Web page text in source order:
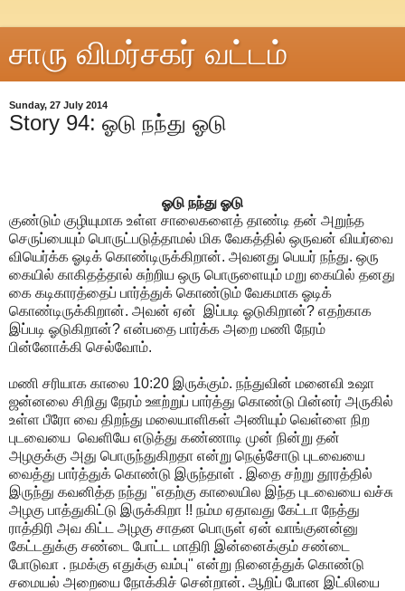
சாரு விமர்சகர் வட்டம்
Sunday, 27 July 2014
Story 94: ஓடு நந்து ஓடு
ஓடு நந்து ஓடு
குண்டும் குழியுமாக உள்ள சாலைகளைத் தாண்டி தன் அறுந்த
செருப்பையும் பொருட்படுத்தாமல் மிக வேகத்தில் ஒருவன் வியர்வை
வியெர்க்க ஓடிக் கொண்டிருக்கிறான். அவனது பெயர் நந்து. ஒரு
கையில் காகிதத்தால் சுற்றிய ஒரு பொருளையும் மறு கையில் தனது
கை கடிகாரத்தைப் பார்த்துக் கொண்டும் வேகமாக ஓடிக்
கொண்டிருக்கிறான். அவன் ஏன் இப்படி ஓடுகிறான்? எதற்காக
இப்படி ஓடுகிறான்? என்பதை பார்க்க அறை மணி நேரம்
பின்னோக்கி செல்வோம்.
மணி சரியாக காலை 10:20 இருக்கும். நந்துவின் மனைவி உஷா
ஜன்னலை சிறிது நேரம் ஊற்றுப் பார்த்து கொண்டு பின்னர் அருகில்
உள்ள பீரோ வை திறந்து மலையாளிகள் அணியும் வெள்ளை நிற
புடவையை வெளியே எடுத்து கண்ணாடி முன் நின்று தன்
அழகுக்கு அது பொருந்துகிறதா என்று நெஞ்சோடு புடவையை
வைத்து பார்த்துக் கொண்டு இருந்தாள் . இதை சற்று தூரத்தில்
இருந்து கவனித்த நந்து "எதற்கு காலையில இந்த புடவையை வச்சு
அழகு பாத்துகிட்டு இருக்கிறா !! நம்ம ஏதாவது கேட்டா நேத்து
ராத்திரி அவ கிட்ட அழகு சாதன பொருள் ஏன் வாங்குனன்னு
கேட்டதுக்கு சண்டை போட்ட மாதிரி இன்னைக்கும் சண்டை
போடுவா . நமக்கு எதுக்கு வம்பு" என்று நினைத்துக் கொண்டு
சமையல் அறையை நோக்கிச் சென்றான். ஆறிப் போன இட்லியை